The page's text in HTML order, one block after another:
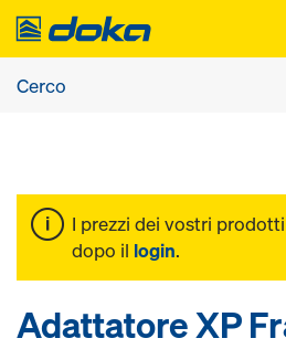
I prezzi dei vostri
dopo il login.
Adattatore XP